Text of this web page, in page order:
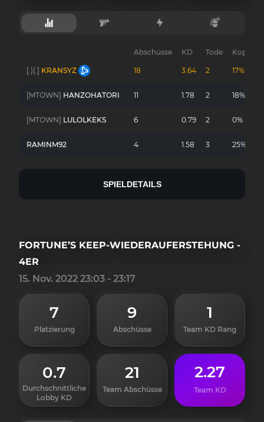
Abschüsse KD Tode
[.)(.] KRANSYZ 18 3.64 2 17%
[MTOWN] HANZOHATORI 11 1.78 2 18%
[MTOWN] LULOLKEKS 6 0.79 2 0%
RAMINM92 4 1.58 3 25%
SPIELDETAILS
7
Platzierung
9
Abschüsse
1
Team KD Rang
0.7
Durchschnittliche
Lobby KD
21
Team Abschüsse
2.27
Team KD
FORTUNE’S KEEP-WIEDERAUFERSTEHUNG -
4ER
15. Nov. 2022 23:03 - 23:17